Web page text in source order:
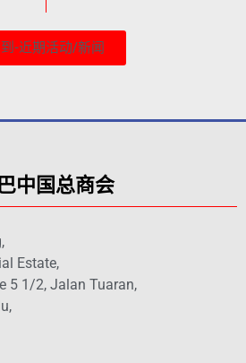
-近期活动/新闻
中国总商会
Estate,
5 1/2, Jalan Tuaran,